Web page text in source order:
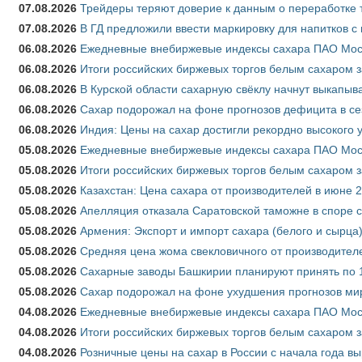
07.08.2026 Трейдеры теряют доверие к данным о переработке
07.08.2026 В ГД предложили ввести маркировку для напитков
06.08.2026 Ежедневные внебиржевые индексы сахара ПАО
06.08.2026 Итоги российских биржевых торгов белым сахаром
06.08.2026 В Курской области сахарную свёклу начнут
06.08.2026 Сахар подорожал на фоне прогнозов дефицита в
06.08.2026 Индия: Цены на сахар достигли рекордно высокого
05.08.2026 Ежедневные внебиржевые индексы сахара ПАО
05.08.2026 Итоги российских биржевых торгов белым сахаром
05.08.2026 Казахстан: Цена сахара от производителей в июне
05.08.2026 Апелляция отказала Саратовской таможне в
05.08.2026 Армения: Экспорт и импорт сахара (белого и
05.08.2026 Средняя цена жома свекловичного от
05.08.2026 Сахарные заводы Башкирии планируют принять по
05.08.2026 Сахар подорожал на фоне ухудшения прогнозов
04.08.2026 Ежедневные внебиржевые индексы сахара ПАО
04.08.2026 Итоги российских биржевых торгов белым сахаром
04.08.2026 Розничные цены на сахар в России с начала года